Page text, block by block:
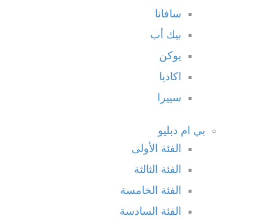
سافانا
بيك أب
يوكن
اكاديا
سييرا
بي ام دبليو
الفئة الأولى
الفئة الثالثة
الفئة الخامسة
الفئة السادسة